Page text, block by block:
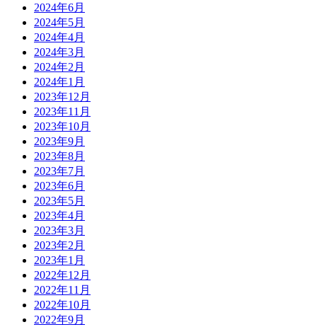
2024年6月
2024年5月
2024年4月
2024年3月
2024年2月
2024年1月
2023年12月
2023年11月
2023年10月
2023年9月
2023年8月
2023年7月
2023年6月
2023年5月
2023年4月
2023年3月
2023年2月
2023年1月
2022年12月
2022年11月
2022年10月
2022年9月